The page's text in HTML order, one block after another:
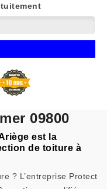
09800
est la
de toiture à
? L’entreprise Protect